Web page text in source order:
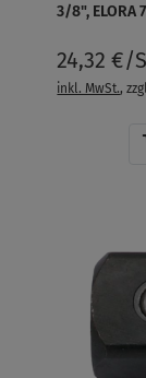
3/8", ELORA
24,32 €/
inkl. MwSt.,